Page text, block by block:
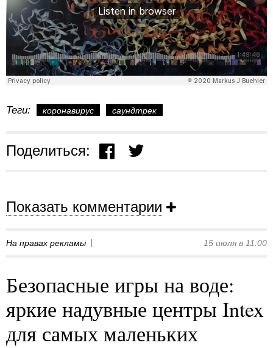
Теги: коронавирус саундтрек
Поделиться:
Показать комментарии
На правах рекламы 15 июля в 11:00
Безопасные игры на воде:
яркие надувные центры Intex
для самых маленьких